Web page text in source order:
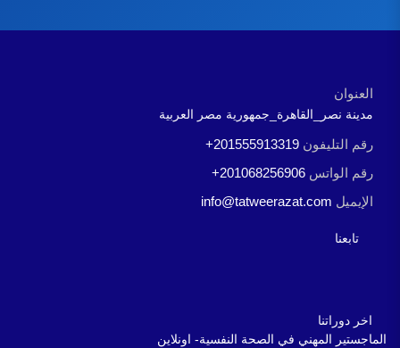
العنوان
مدينة نصر_القاهرة_جمهورية مصر العربية
رقم التليفون +201555913319
رقم الواتس +201068256906
الإيميل info@tatweerazat.com
تابعنا
اخر دوراتنا
الماجستير المهني في الصحة النفسية- اونلاين